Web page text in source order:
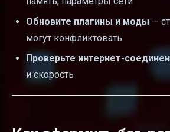
Обновите плагины и моды —
могут конфликтовать
Проверьте интернет-
и скорость